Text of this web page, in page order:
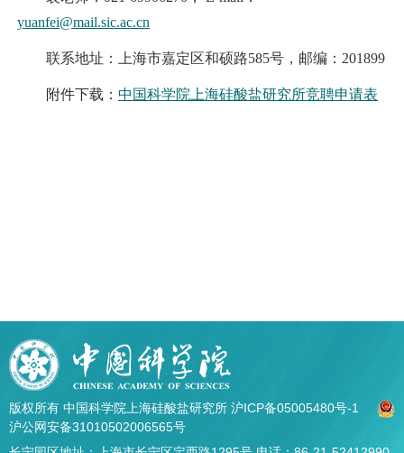
yuanfei@mail.sic.ac.cn
联系地址：上海市嘉定区和硕路585号，邮编：201899
附件下载： 中国科学院上海硅酸盐研究所竞聘申请表
版权所有 中国科学院上海硅酸盐研究所 沪ICP备05005480号-1
沪公网安备31010502006565号